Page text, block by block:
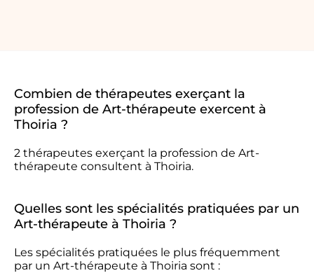
Combien de thérapeutes exerçant la
profession de Art-thérapeute exercent à
Thoiria ?
2 thérapeutes exerçant la profession de Art-
thérapeute consultent à Thoiria.
Quelles sont les spécialités pratiquées par un
Art-thérapeute à Thoiria ?
Les spécialités pratiquées le plus fréquemment
par un Art-thérapeute à Thoiria sont :